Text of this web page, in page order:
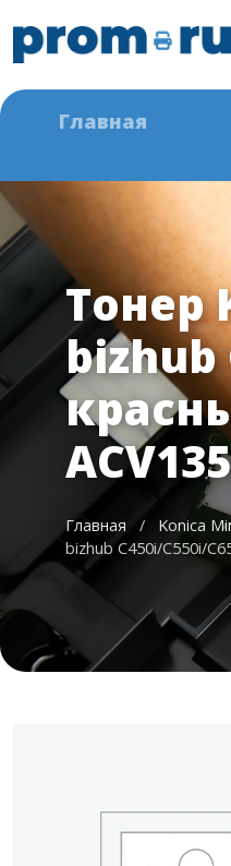
Главная
Тонер
bizhub
Главная / Konica
bizhub C450i/C550i/